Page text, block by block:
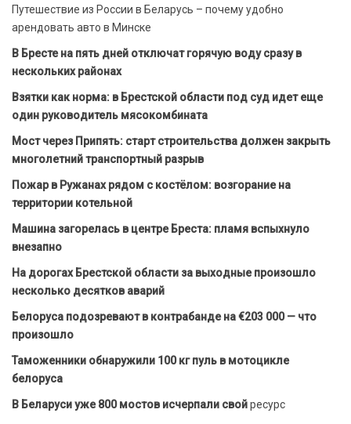
Путешествие из России в Беларусь – почему удобно
арендовать авто в Минске
В Бресте на пять дней отключат горячую воду сразу в
нескольких районах
Взятки как норма: в Брестской области под суд идет еще
один руководитель мясокомбината
Мост через Припять: старт строительства должен закрыть
многолетний транспортный разрыв
Пожар в Ружанах рядом с костёлом: возгорание на
территории котельной
Машина загорелась в центре Бреста: пламя вспыхнуло
внезапно
На дорогах Брестской области за выходные произошло
несколько десятков аварий
Белоруса подозревают в контрабанде на €203 000 — что
произошло
Таможенники обнаружили 100 кг пуль в мотоцикле
белоруса
В Беларуси уже 800 мостов исчерпали свойресурс